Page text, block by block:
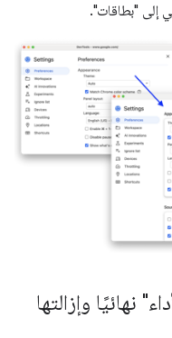
إلى "بطاقات".
نهائيًا وإزالتها